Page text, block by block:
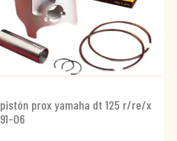
pistón prox yamaha dt 125 r/re/x
91-06